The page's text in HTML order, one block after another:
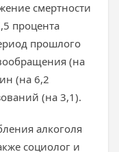
смертности
процента
прошлого
(на
(на 6,2
(на 3,1).
алкоголя
социолог и